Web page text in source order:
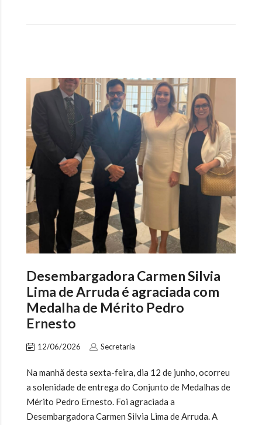
Desembargadora Carmen Silvia
Lima de Arruda é agraciada com
Medalha de Mérito Pedro
Ernesto
12/06/2026 Secretaria
Na manhã desta sexta-feira, dia 12 de junho, ocorreu
a solenidade de entrega do Conjunto de Medalhas de
Mérito Pedro Ernesto. Foi agraciada a
Desembargadora Carmen Silvia Lima de Arruda. A